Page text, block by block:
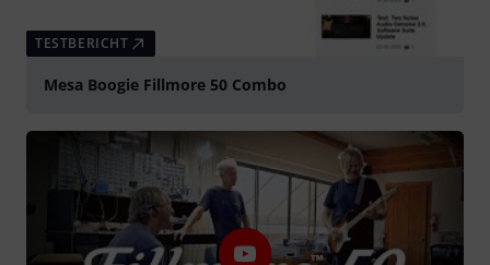
TESTBERICHT
Mesa Boogie Fillmore 50 Combo